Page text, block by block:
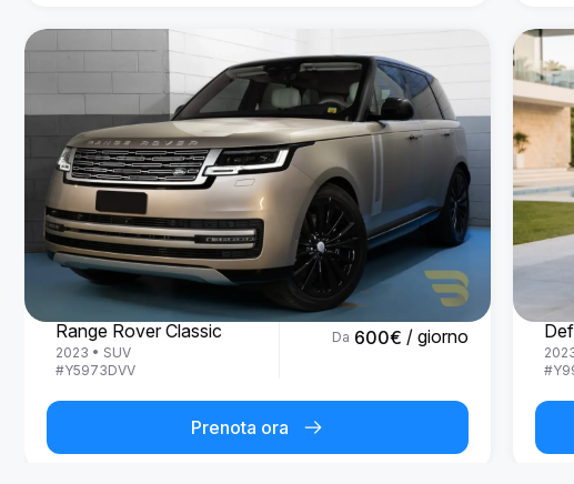
Land Rover
Range Rover Classic
2023 • SUV
#Y5973DVV
Da 600€ / giorno
Prenota ora
#